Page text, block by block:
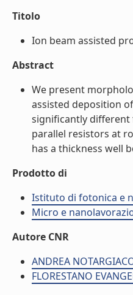
Titolo
Ion beam assisted
Abstract
We present
assisted deposition
significantly different
parallel resistors at
has a thickness well
Prodotto di
Istituto di fotonica e
Micro e
Autore CNR
ANDREA
FLORESTANO